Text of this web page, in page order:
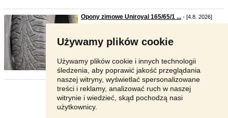
Używamy plików cookie
Używamy plików cookie i innych technologii
śledzenia, aby poprawić jakość przeglądania
naszej witryny, wyświetlać spersonalizowane
treści i reklamy, analizować ruch w naszej
witrynie i wiedzieć, skąd pochodzą nasi
użytkownicy.
Opony zimowe Uniroyal 165/65/1 ... - [4.8. 2026]
400 zł
Strona: 1 2 3 Następna